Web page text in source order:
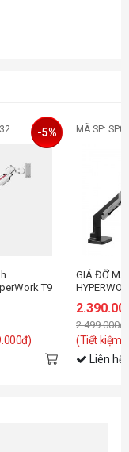
T9
-5% MÃ SP:
GIÁ ĐỠ
2.499.000đ
(Tiết kiệm:
Liên hệ